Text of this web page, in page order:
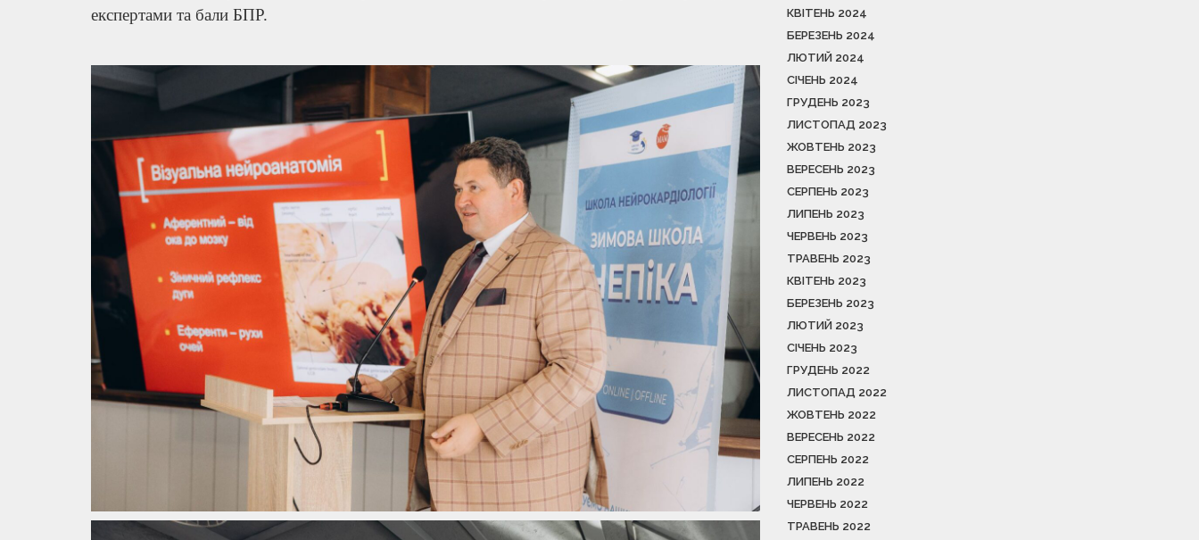
експертами та бали БПР.
КВІТЕНЬ 2024
БЕРЕЗЕНЬ 2024
ЛЮТИЙ 2024
СІЧЕНЬ 2024
ГРУДЕНЬ 2023
ЛИСТОПАД 2023
ЖОВТЕНЬ 2023
ВЕРЕСЕНЬ 2023
СЕРПЕНЬ 2023
ЛИПЕНЬ 2023
ЧЕРВЕНЬ 2023
ТРАВЕНЬ 2023
КВІТЕНЬ 2023
БЕРЕЗЕНЬ 2023
ЛЮТИЙ 2023
СІЧЕНЬ 2023
ГРУДЕНЬ 2022
ЛИСТОПАД 2022
ЖОВТЕНЬ 2022
ВЕРЕСЕНЬ 2022
СЕРПЕНЬ 2022
ЛИПЕНЬ 2022
ЧЕРВЕНЬ 2022
ТРАВЕНЬ 2022